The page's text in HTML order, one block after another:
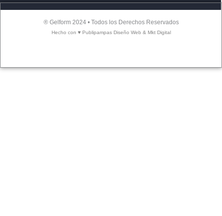
® Gelform 2024 • Todos los Derechos Reservados
Hecho con ♥ Publipampas Diseño Web & Mkt Digital